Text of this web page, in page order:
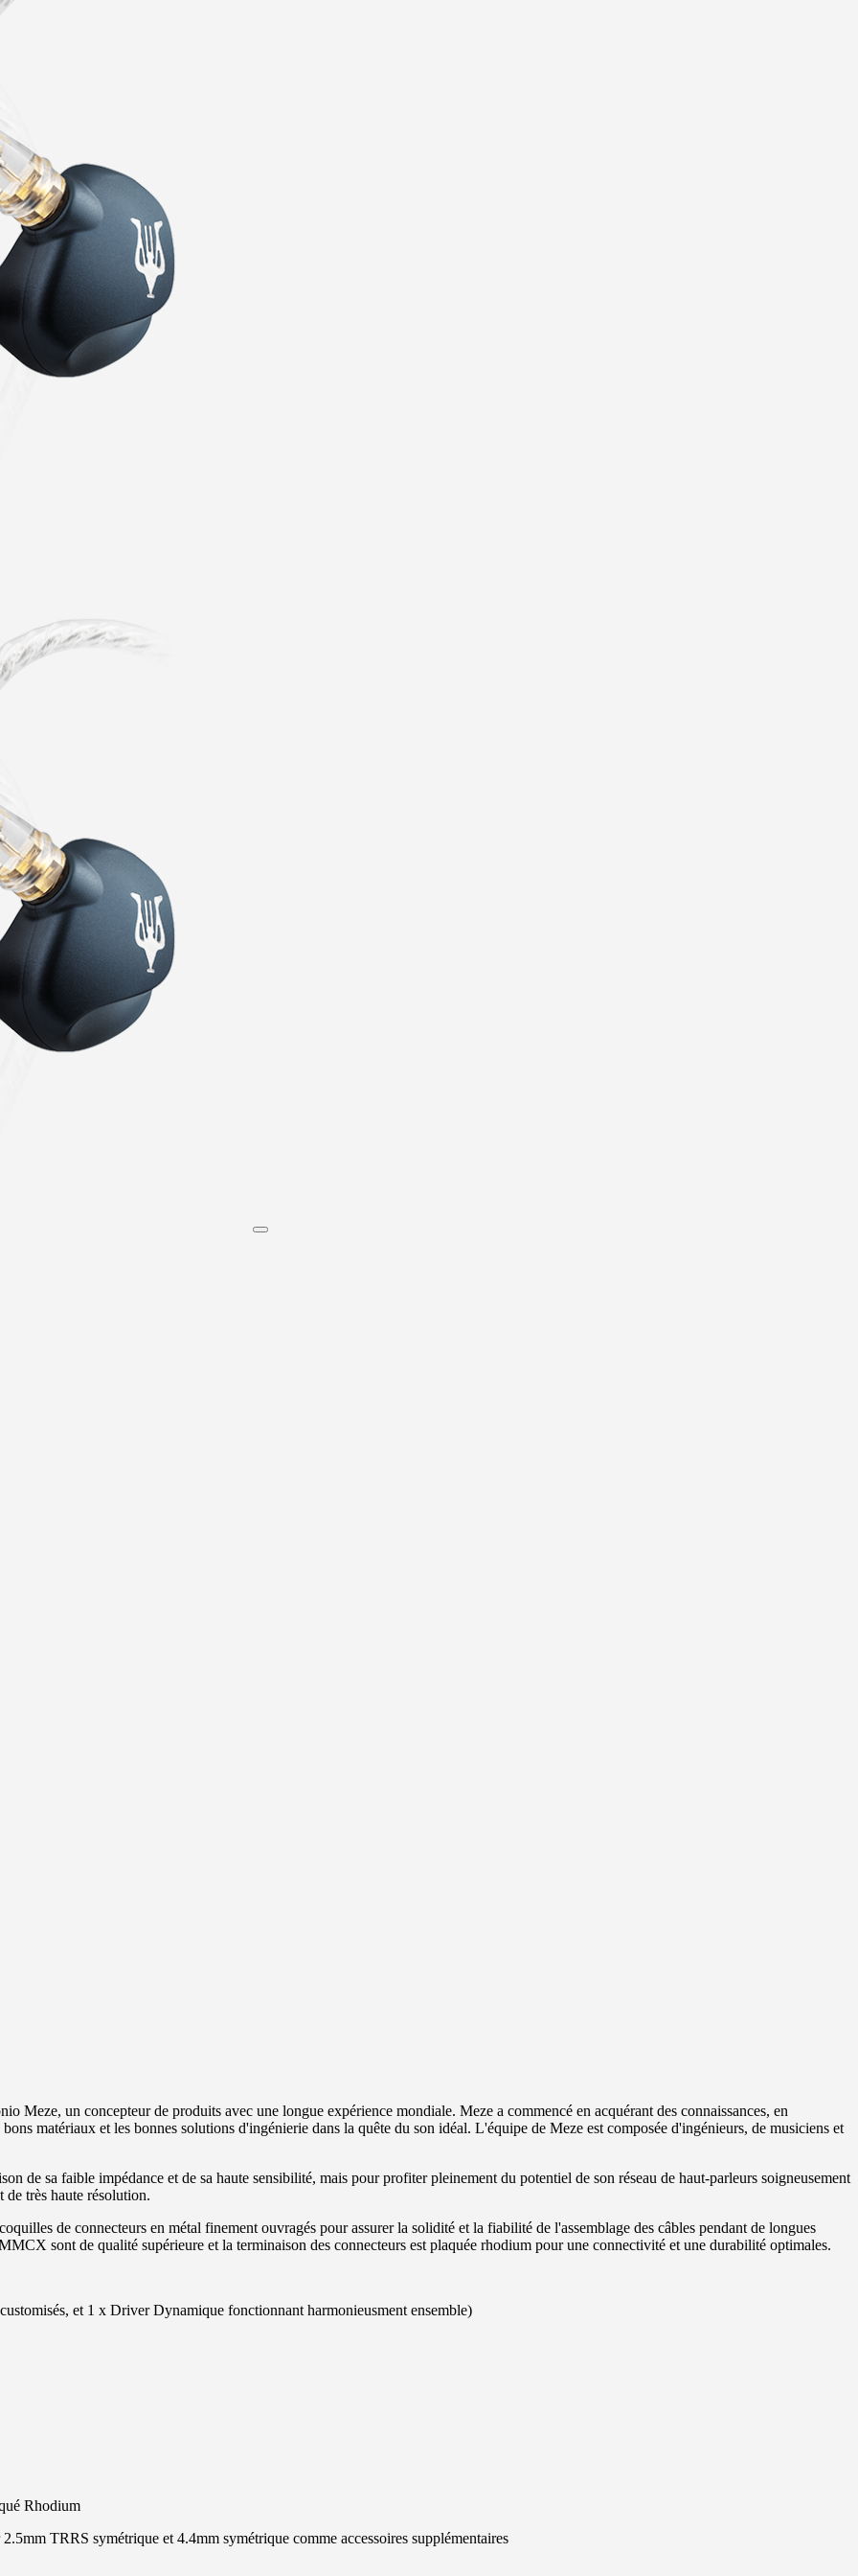
Meze, un concepteur de produits avec une longue expérience mondiale. Meze a commencé en acquérant des connaissances, en
matériaux et les bonnes solutions d'ingénierie dans la quête du son idéal. L'équipe de Meze est composée d'ingénieurs, de musiciens et
de sa faible impédance et de sa haute sensibilité, mais pour profiter pleinement du potentiel de son réseau de haut-parleurs soigneusement
de très haute résolution.
de connecteurs en métal finement ouvragés pour assurer la solidité et la fiabilité de l'assemblage des câbles pendant de longues
sont de qualité supérieure et la terminaison des connecteurs est plaquée rhodium pour une connectivité et une durabilité optimales.
et 1 x Driver Dynamique fonctionnant harmonieusment ensemble)
Rhodium
TRRS symétrique et 4.4mm symétrique comme accessoires supplémentaires